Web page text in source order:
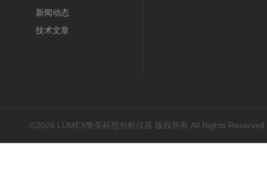
新闻动态
技术文章
©2026 LUMEX鲁美科思分析仪器 版权所有 All Rights